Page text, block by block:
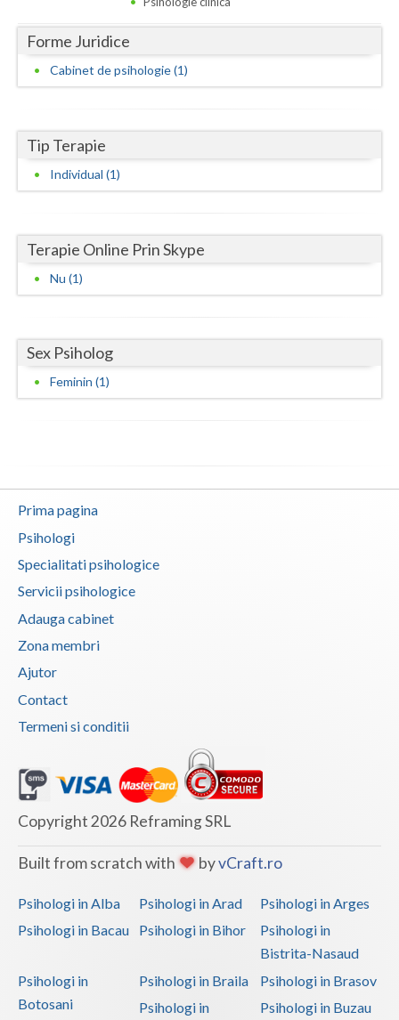
Gorj
Harghita
Ialomita
Maramures
Mehedinti
Neamt
Olt
Satu-Mare
Sibiu
Suceava
Teleorman
Timis
Tulcea
Valcea
Vrancea
Forme Juridice
Cabinet de psihologie (1)
Tip Terapie
Individual (1)
Terapie Online Prin Skype
Nu (1)
Sex Psiholog
Feminin (1)
Prima pagina
Psihologi
Specialitati psihologice
Servicii psihologice
Adauga cabinet
Zona membri
Ajutor
Contact
Termeni si conditii
Copyright 2026 Reframing SRL
Built from scratch with byvCraft.ro
Psihologi in Alba Psihologi in Arad
Psihologi in Arges
Psihologi in Bacau
Psihologi in Bihor
Psihologi in
Bistrita-Nasaud
Psihologi in
Botosani
Psihologi in Braila
Psihologi in Brasov
Psihologi in
Psihologi in Buzau